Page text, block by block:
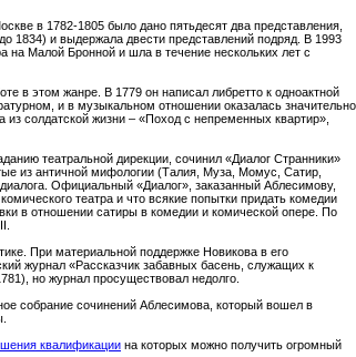
в 1782-1805 было дано пятьдесят два представления,
1834) и выдержала двести представлений подряд. В 1993
на Малой Бронной и шла в течение нескольких лет с
в этом жанре. В 1779 он написал либретто к одноактной
и в музыкальном отношении оказалась значительно
солдатской жизни – «Поход с непременных квартир»,
театральной дирекции, сочинил «Диалог Странники»
из античной мифологии (Талия, Муза, Момус, Сатир,
Официальный «Диалог», заказанный Аблесимову,
театра и что всякие попытки придать комедии
в отношении сатиры в комедии и комической опере. По
При материальной поддержке Новикова в его
журнал «Рассказчик забавных басень, служащих к
но журнал просуществовал недолго.
собрание сочинений Аблесимова, который вошел в
квалификации на которых можно получить огромный